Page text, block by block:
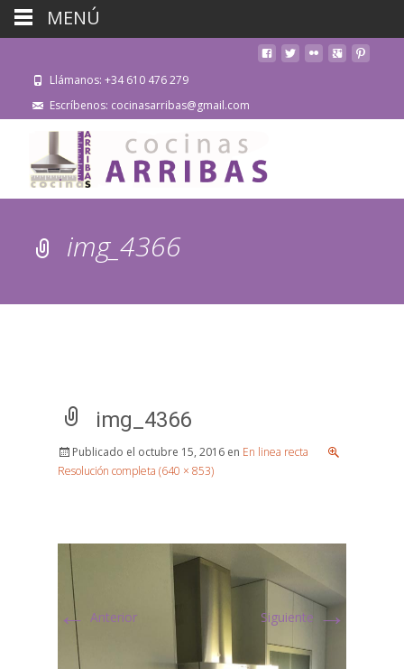
Llámanos: +34 610 476 279
Escríbenos: cocinasarribas@gmail.com
img_4366
img_4366
Publicado el octubre 15, 2016 en En linea recta
Resolución completa (640 × 853)
← Anterior Siguiente →
MENÚ